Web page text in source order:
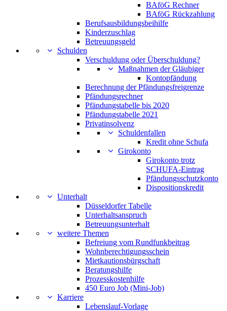
BAföG Rechner
BAföG Rückzahlung
Berufsausbildungsbeihilfe
Kinderzuschlag
Betreuungsgeld
Schulden
Verschuldung oder Überschuldung?
Maßnahmen der Gläubiger
Kontopfändung
Berechnung der Pfändungsfreigrenze
Pfändungsrechner
Pfändungstabelle bis 2020
Pfändungstabelle 2021
Privatinsolvenz
Schuldenfallen
Kredit ohne Schufa
Girokonto
Girokonto trotz
SCHUFA-Eintrag
Pfändungsschutzkonto
Dispositionskredit
Unterhalt
Düsseldorfer Tabelle
Unterhaltsanspruch
Betreuungsunterhalt
weitere Themen
Befreiung vom Rundfunkbeitrag
Wohnberechtigungsschein
Mietkautionsbürgschaft
Beratungshilfe
Prozesskostenhilfe
450 Euro Job (Mini-Job)
Karriere
Lebenslauf-Vorlage